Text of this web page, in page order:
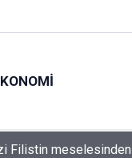
Filistin meselesinden